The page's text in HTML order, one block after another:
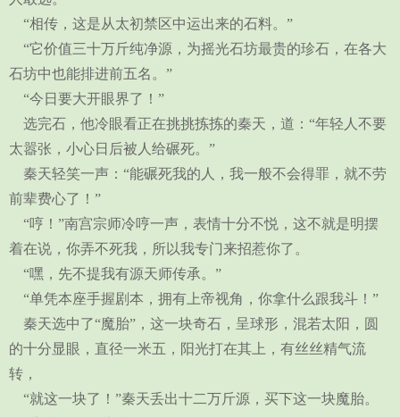
“相传，这是从太初禁区中运出来的石料。”
“它价值三十万斤纯净源，为摇光石坊最贵的珍石，在各大
石坊中也能排进前五名。”
“今日要大开眼界了！”
选完石，他冷眼看正在挑挑拣拣的秦天，道：“年轻人不要
太嚣张，小心日后被人给碾死。”
秦天轻笑一声：“能碾死我的人，我一般不会得罪，就不劳
前辈费心了！”
“哼！”南宫宗师冷哼一声，表情十分不悦，这不就是明摆
着在说，你弄不死我，所以我专门来招惹你了。
“嘿，先不提我有源天师传承。”
“单凭本座手握剧本，拥有上帝视角，你拿什么跟我斗！”
秦天选中了“魔胎”，这一块奇石，呈球形，混若太阳，圆
的十分显眼，直径一米五，阳光打在其上，有丝丝精气流
转，
“就这一块了！”秦天丢出十二万斤源，买下这一块魔胎。